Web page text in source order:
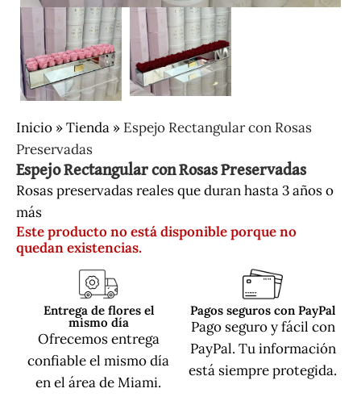
Inicio »Tienda » Espejo Rectangular con Rosas
Preservadas
Espejo Rectangular con Rosas Preservadas
Rosas preservadas reales que duran hasta 3 años o
más
Este producto no está disponible porque no
quedan existencias.
Entrega de flores el
mismo día
Ofrecemos entrega
confiable el mismo día
en el área de Miami.
Pagos seguros con PayPal
Pago seguro y fácil con
PayPal. Tu información
está siempre protegida.